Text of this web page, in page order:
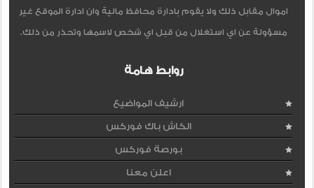
اموال مقابل ذلك ولا يقوم بادارة محافظ مالية وان ادارة الموقع غير
مسؤولة عن اي استغلال من قبل اي شخص لاسمها وتحذر من ذلك.
روابط هامة
ارشيف المواضيع
الكاش باك فوركس
بورصة فوركس
اعلن معنا